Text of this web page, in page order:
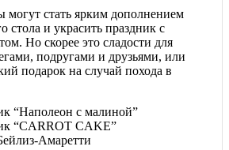
могут стать ярким дополнением
стола и украсить праздник с
Но скорее это сладости для
подругами и друзьями, или
подарок на случай похода в
“Наполеон с малиной”
“CARROT CAKE”
Амаретти